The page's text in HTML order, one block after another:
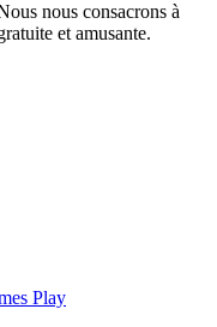
nous consacrons à
et amusante.
Play